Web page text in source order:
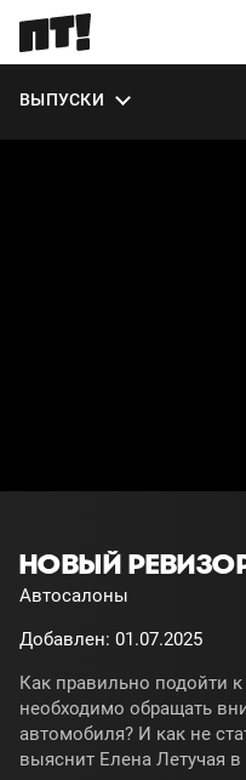
ВЫПУСКИ
О СЕЗОНЕ
НОВЫЙ
Автосалоны
Добавлен: 01.07.2025
Как правильно подойти
необходимо обращать
автомобиля? И как не
выяснит Елена Летучая